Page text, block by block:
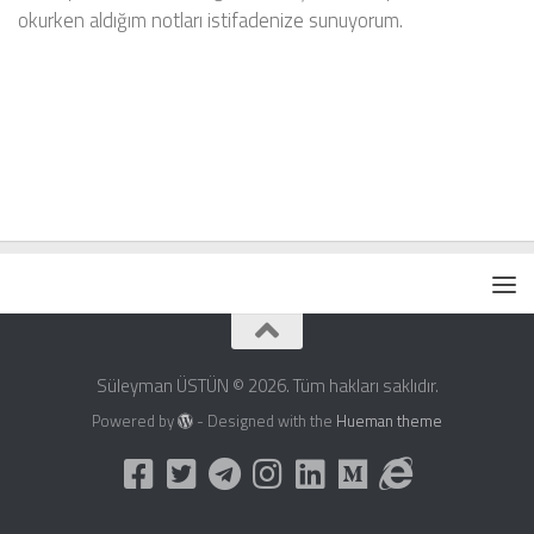
okurken aldığım notları istifadenize sunuyorum.
Süleyman ÜSTÜN © 2026. Tüm hakları saklıdır.
Powered by - Designed with the Hueman theme